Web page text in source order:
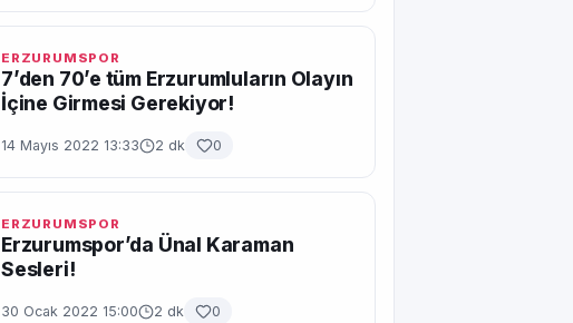
ERZURUMSPOR
7’den 70’e tüm Erzurumluların Olayın
İçine Girmesi Gerekiyor!
14 Mayıs 2022 13:33 2 dk 0
ERZURUMSPOR
Erzurumspor’da Ünal Karaman
Sesleri!
30 Ocak 2022 15:00 2 dk 0